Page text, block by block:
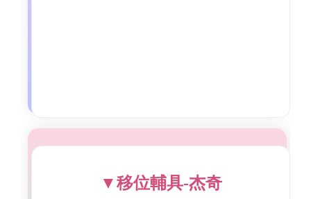
▼移位輔具-杰奇